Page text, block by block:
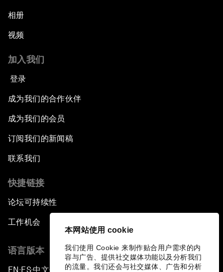
本网站使用 cookie
我们使用 Cookie 来制作贴合用户需求的内
容与广告、提供社交媒体功能以及分析我们
的流量。我们还会与社交媒体、广告和分析
相册
视频
加入我们
登录
成为我们的合作伙伴
成为我们的会员
订阅我们的新闻稿
联系我们
快捷链接
论坛可持续性
工作机会
语言版本
EN ▪ ES▪中文▪ 日本語